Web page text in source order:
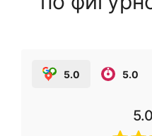
5.0 5.0
5.0